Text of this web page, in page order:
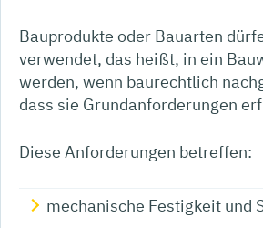
Bauprodukte oder Bauarten
verwendet, das heißt, in ein
werden, wenn baurechtlich
dass sie Grundanforderungen
Diese Anforderungen betreffen:
mechanische Festigkeit und